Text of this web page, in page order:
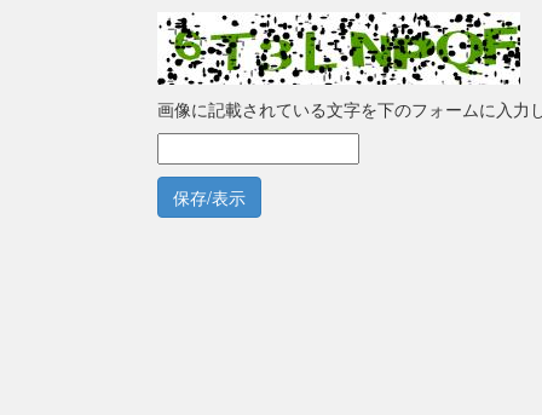
画像に記載されている文字を下のフォームに入力
保存/表示